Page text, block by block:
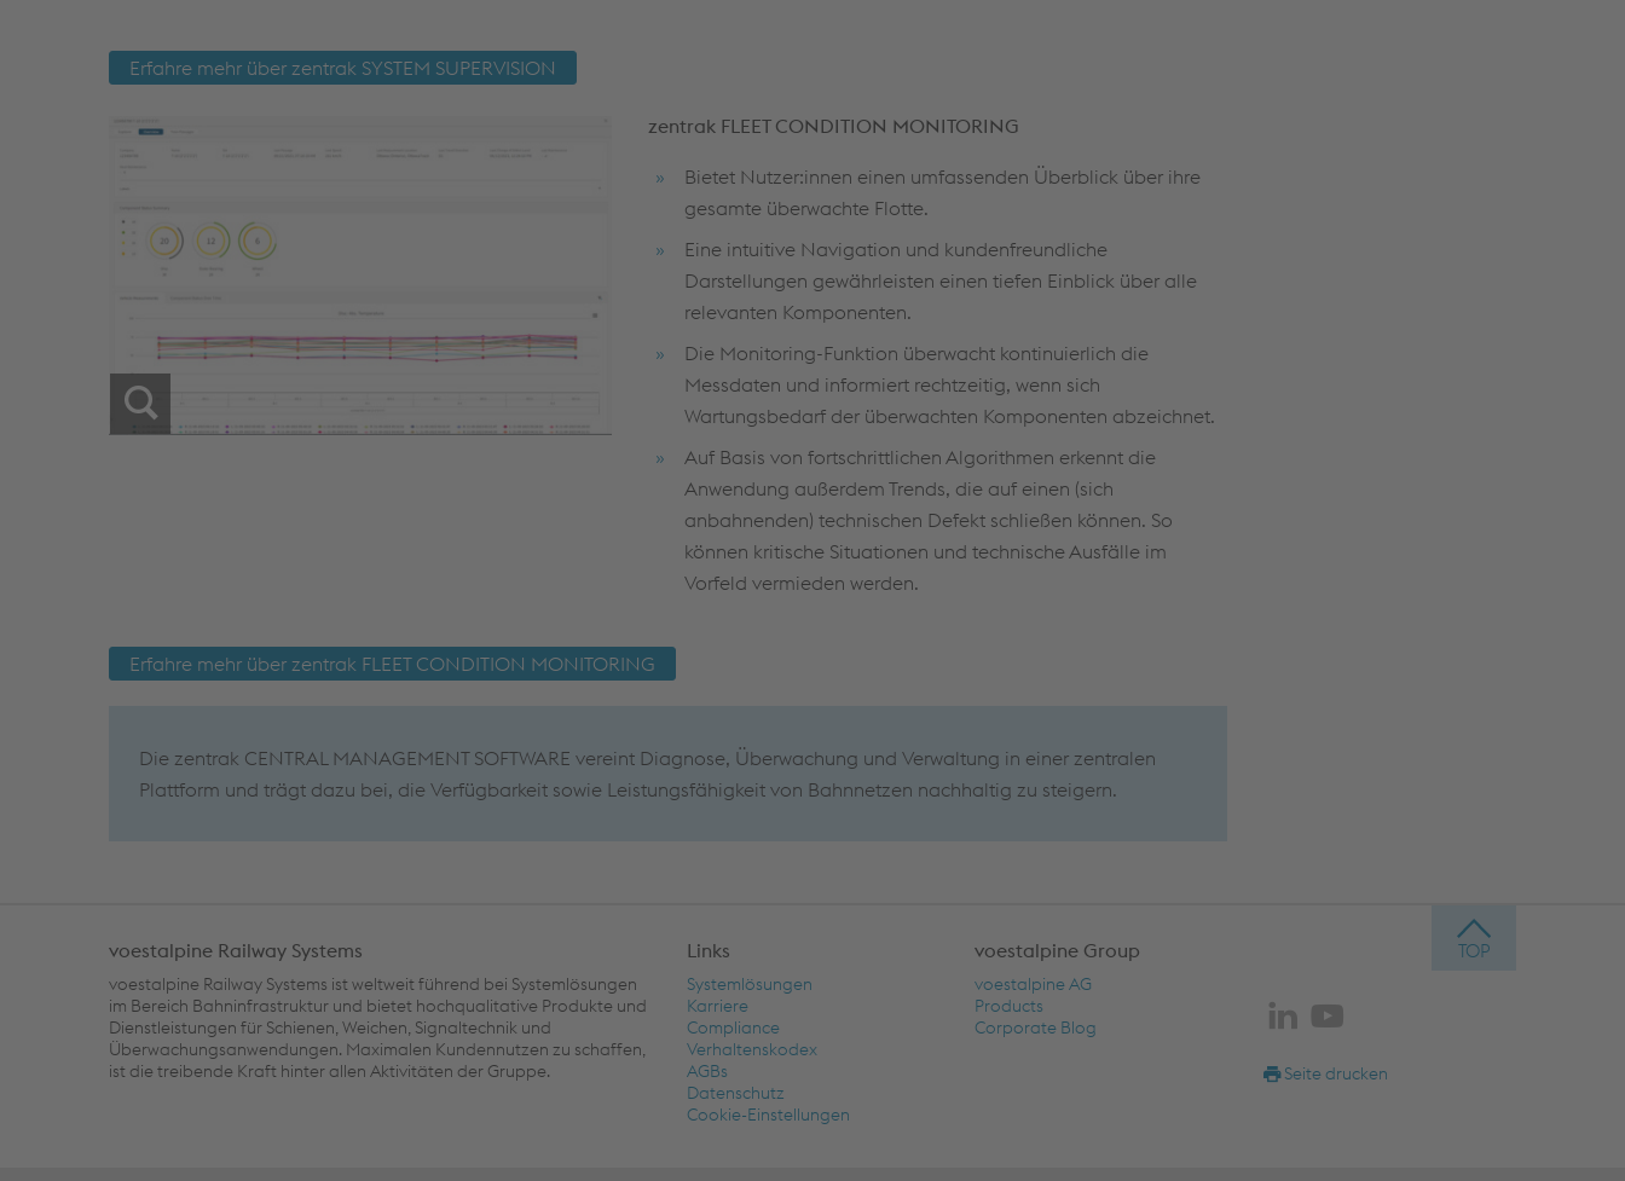
Erfahre mehr über zentrak SYSTEM SUPERVISION
zentrak FLEET CONDITION MONITORING
Bietet Nutzer:innen einen umfassenden Überblick über ihre
gesamte überwachte Flotte.
Eine intuitive Navigation und kundenfreundliche
Darstellungen gewährleisten einen tiefen Einblick über alle
relevanten Komponenten.
Die Monitoring-Funktion überwacht kontinuierlich die
Messdaten und informiert rechtzeitig, wenn sich
Wartungsbedarf der überwachten Komponenten abzeichnet.
Auf Basis von fortschrittlichen Algorithmen erkennt die
Anwendung außerdem Trends, die auf einen (sich
anbahnenden) technischen Defekt schließen können. So
können kritische Situationen und technische Ausfälle im
Vorfeld vermieden werden.
Erfahre mehr über zentrak FLEET CONDITION MONITORING
Die zentrak CENTRAL MANAGEMENT SOFTWARE vereint Diagnose, Überwachung und Verwaltung in einer zentralen
Plattform und trägt dazu bei, die Verfügbarkeit sowie Leistungsfähigkeit von Bahnnetzen nachhaltig zu steigern.
voestalpine Railway Systems
voestalpine Railway Systems ist weltweit führend bei Systemlösungen
im Bereich Bahninfrastruktur und bietet hochqualitative Produkte und
Dienstleistungen für Schienen, Weichen, Signaltechnik und
Überwachungsanwendungen. Maximalen Kundennutzen zu schaffen,
ist die treibende Kraft hinter allen Aktivitäten der Gruppe.
Links
Systemlösungen
Karriere
Compliance
Verhaltenskodex
AGBs
Datenschutz
Cookie-Einstellungen
voestalpine Group
voestalpine AG
Products
Corporate Blog
Seite drucken